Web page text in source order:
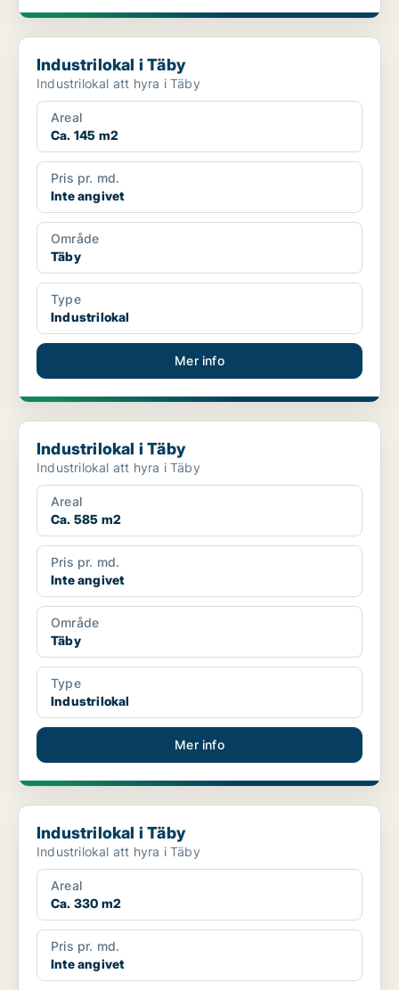
Industrilokal i Täby
Industrilokal i Täby
Industrilokal att hyra i Täby
Areal
Ca. 145 m2
Pris pr. md.
Inte angivet
Område
Täby
Type
Industrilokal
Mer info
Industrilokal i Täby
Industrilokal i Täby
Industrilokal att hyra i Täby
Areal
Ca. 585 m2
Pris pr. md.
Inte angivet
Område
Täby
Type
Industrilokal
Mer info
Industrilokal i Täby
Industrilokal i Täby
Industrilokal att hyra i Täby
Areal
Ca. 330 m2
Pris pr. md.
Inte angivet